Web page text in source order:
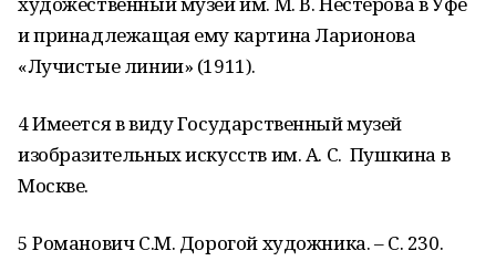
и принадлежащая ему картина Ларионова
«Лучистые линии» (1911).
4 Имеется в виду Государственный музей
изобразительных искусств им. А. С. Пушкина в
Москве.
5 Романович С.М. Дорогой художника. – С. 230.